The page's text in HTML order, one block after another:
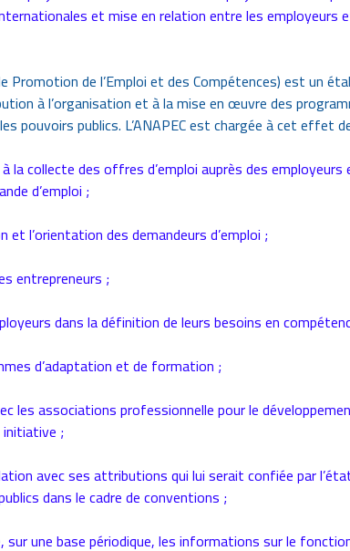
et mise en relation entre les employeurs
Promotion de l’Emploi et des Compétences) est un
à l’organisation et à la mise en œuvre des
pouvoirs publics. L’ANAPEC est chargée à cet effet
la collecte des offres d’emploi auprès des employeurs
d’emploi ;
et l’orientation des demandeurs d’emploi ;
entrepreneurs ;
dans la définition de leurs besoins en
d’adaptation et de formation ;
les associations professionnelle pour le
initiative ;
avec ses attributions qui lui serait confiée par
dans le cadre de conventions ;
une base périodique, les informations sur le